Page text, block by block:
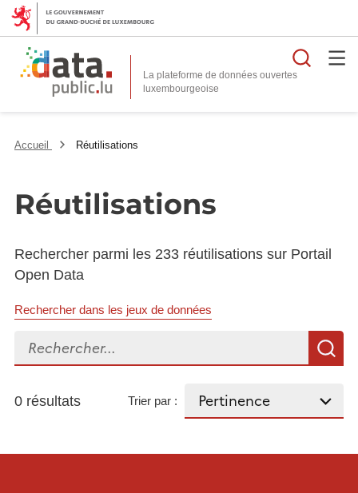
La plateforme de données ouvertes
Accueil Réutilisations
Réutilisations
Rechercher parmi les 233 réutilisations sur Portail
Open Data
Rechercher dans les jeux de données
Rechercher...
0 résultats Trier par :